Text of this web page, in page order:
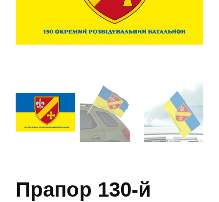
Прапор 130-й